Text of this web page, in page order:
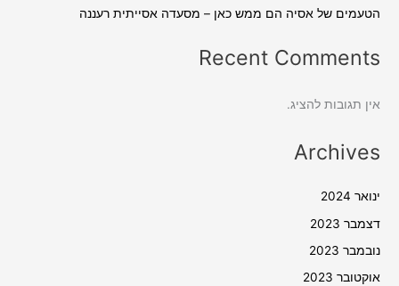
הטעמים של אסיה הם ממש כאן – מסעדה אסייתית רעננה
Recent Comments
אין תגובות להציג.
Archives
ינואר 2024
דצמבר 2023
נובמבר 2023
אוקטובר 2023